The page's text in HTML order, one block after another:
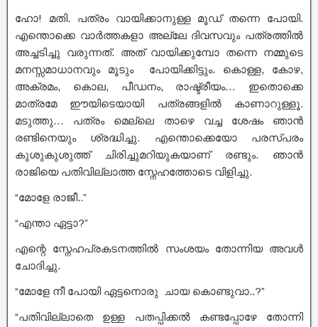
ഹോ! മതി. പത്രം വായിക്കാനുള്ള മൂഡ് തന്നെ പോയി.
എന്തൊക്കെ വാർത്തകളാ അല്ലേ ദിവസവും പത്രത്തിൽ
അച്ചടിച്ചു വരുന്നത്. അത് വായിക്കുമ്പോ തന്നെ നമ്മുടെ
മനസ്സമാധാനവും മൂടും പോയിക്കിട്ടും. കൊള്ള, കോഴ,
അക്രമം, കൊല, പീഡനം, രാഷ്ട്രീയം… ഇതൊക്കെ
മാത്രമേ ഈയിടെയായി പത്രങ്ങളിൽ കാണാറുള്ളൂ.
മടുത്തു… പത്രം മെല്ലെ താഴെ വച്ച ശേഷം ഞാൻ
രണ്ടിനെയും ശ്രദ്ധിച്ചു. എന്തൊക്കെയോ പരസ്പരം
കുശുകുശുത്ത് ചിരിച്ചുമറിയുകയാണ് രണ്ടും. ഞാൻ
രാജിയെ പതിവില്ലാത്ത സ്നേഹത്തോടെ വിളിച്ചു.
“മോളേ രാജീ..”
“എന്താ ഏട്ടാ?”
എന്റെ സ്നേഹപ്രകടനത്തിൽ സംശയം തോന്നിയ അവൾ
ചോദിച്ചു.
“മോളേ നീ പോയി ഏട്ടനൊരു ചായ കൊണ്ടുവാ..?”
“പതിവില്ലാതെ ഉള്ള പതപ്പിക്കൽ കണ്ടപ്പോഴേ തോന്നി